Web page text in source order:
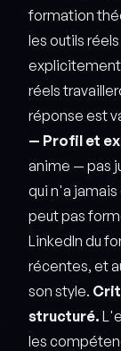
formation
les outils
explicitement
réels
réponse est
— Profil et
anime — pas
qui n'a
peut pas
LinkedIn du
récentes, et
son style.
structuré.
les